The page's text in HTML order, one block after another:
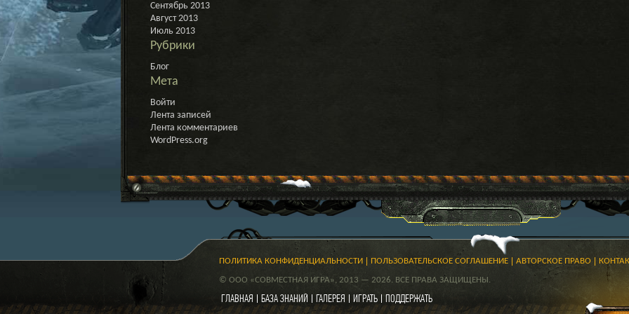
Сентябрь 2013
Август 2013
Июль 2013
Рубрики
Блог
Мета
Войти
Лента записей
Лента комментариев
WordPress.org
ПОЛИТИКА КОНФИДЕНЦИАЛЬНОСТИ ПОЛЬЗОВАТЕЛЬСКОЕ СОГЛАШЕНИЕ АВТОРСКОЕ ПРАВО
© ООО «СОВМЕСТНАЯ ИГРА», 2013 — 2026. ВСЕ ПРАВА ЗАЩИЩЕНЫ.
ГЛАВНАЯ БАЗА ЗНАНИЙ ГАЛЕРЕЯ ИГРАТЬ ПОДДЕРЖАТЬ